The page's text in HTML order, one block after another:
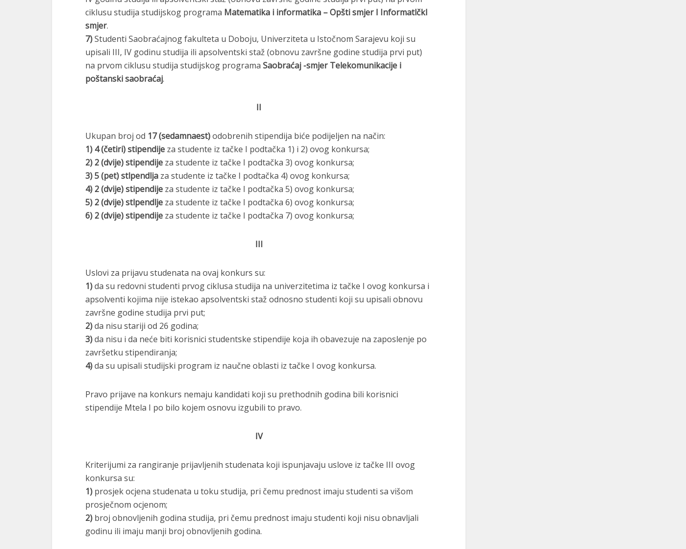
ciklusu studija studijskog programa Matematika i informatika – Opšti smjer I Informatlčkl
smjer.
7)Studenti Saobraćajnog fakulteta u Doboju, Univerziteta u Istočnom Sarajevu koji su
upisali III, IV godinu studija ili apsolventski staž (obnovu završne godine studija prvi put)
na prvom ciklusu studija studijskog programa Saobraćaj -smjer Telekomunikacije i
poštanski saobraćaj.
II
Ukupan broj od 17 (sedamnaest)odobrenih stipendija biće podijeljen na način:
1) 4 (četiri) stipendije za studente iz tačke I podtačka 1) i 2) ovog konkursa;
2) 2 (dvije) stipendije za studente iz tačke I podtačka 3) ovog konkursa;
3) 5 (pet) stlpendlja za studente iz tačke I podtačka 4) ovog konkursa;
4) 2 (dvije) stipendije za studente iz tačke I podtačka 5) ovog konkursa;
5) 2 (dvije) stlpendlje za studente iz tačke I podtačka 6) ovog konkursa;
6) 2 (dvije) stipendije za studente iz tačke I podtačka 7) ovog konkursa;
III
Uslovi za prijavu studenata na ovaj konkurs su:
1)da su redovni studenti prvog ciklusa studija na univerzitetima iz tačke I ovog konkursa i
apsolventi kojima nije istekao apsolventski staž odnosno studenti koji su upisali obnovu
završne godine studija prvi put;
2)da nisu stariji od 26 godina;
3)da nisu i da neće biti korisnici studentske stipendije koja ih obavezuje na zaposlenje po
završetku stipendiranja;
4)da su upisali studijski program iz naučne oblasti iz tačke I ovog konkursa.
Pravo prijave na konkurs nemaju kandidati koji su prethodnih godina bili korisnici
stipendije Mtela I po bilo kojem osnovu izgubili to pravo.
IV
Kriterijumi za rangiranje prijavljenih studenata koji ispunjavaju uslove iz tačke III ovog
konkursa su:
1) prosjek ocjena studenata u toku studija, pri čemu prednost imaju studenti sa višom
prosječnom ocjenom;
2) broj obnovljenih godina studija, pri čemu prednost imaju studenti koji nisu obnavljali
godinu ili imaju manji broj obnovljenih godina.